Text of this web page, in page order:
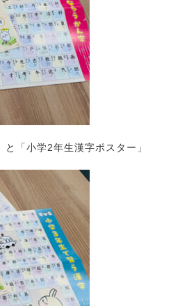
「小学2年生漢字ポスター」